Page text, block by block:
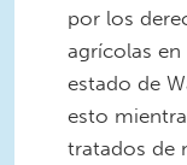
por los
agrícolas
estado de
esto
tratados de